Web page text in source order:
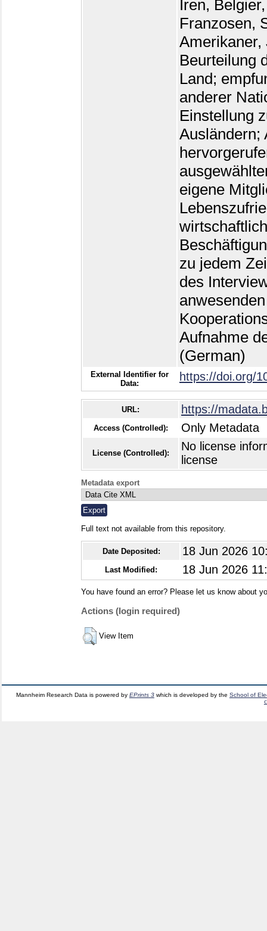
Iren,
Franzosen,
Amerikaner,
Beurteilung
Land;
anderer
Einstellung
Ausländern;
eigene
zu jedem
des
Aufnahme
(German)
External Identifier for
Data:
https://doi.org/
URL: https://
Access (Controlled): Only Metadata
License (Controlled):
No license
license
Metadata export
Full text not available from this repository.
Date Deposited: 18 Jun 2026
Last Modified: 18 Jun 2026
You have found an error? Please let us know about
Actions (login required)
View Item
Mannheim Research Data is powered by EPrints 3which is developed by the School of